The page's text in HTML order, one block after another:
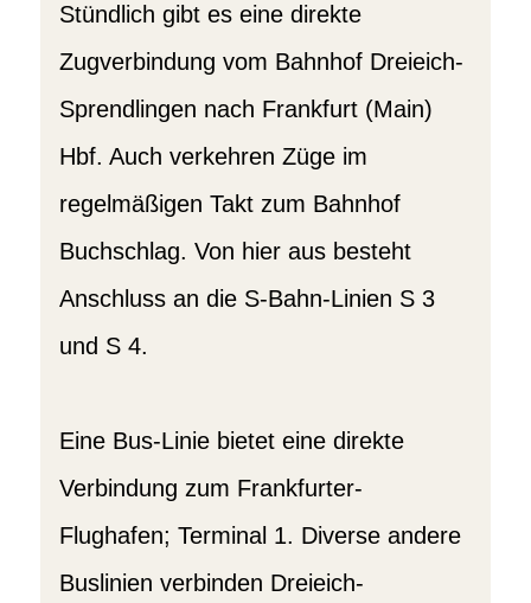
Stündlich gibt es eine direkte
Zugverbindung vom Bahnhof Dreieich-
Sprendlingen nach Frankfurt (Main)
Hbf. Auch verkehren Züge im
regelmäßigen Takt zum Bahnhof
Buchschlag. Von hier aus besteht
Anschluss an die S-Bahn-Linien S 3
und S 4.
Eine Bus-Linie bietet eine direkte
Verbindung zum Frankfurter-
Flughafen; Terminal 1. Diverse andere
Buslinien verbinden Dreieich-